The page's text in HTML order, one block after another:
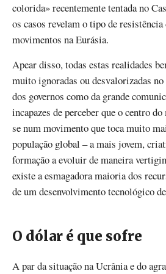
colorida» recentemente tentada no
os casos revelam o tipo de
movimentos na Eurásia.
Apear disso, todas estas realidades
muito ignoradas ou desvalorizadas
dos governos como da grande
incapazes de perceber que o centro
se num movimento que toca muito
população global – a mais jovem,
formação a evoluir de maneira
existe a esmagadora maioria dos
de um desenvolvimento tecnológico
O dólar é que sofre
A par da situação na Ucrânia e do